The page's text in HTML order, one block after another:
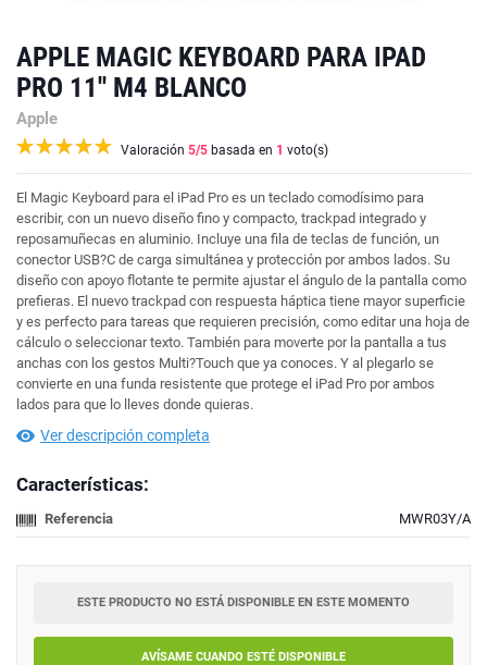
APPLE MAGIC KEYBOARD PARA IPAD
PRO 11'' M4 BLANCO
Apple
Valoración 5/5 basada en 1 voto(s)
El Magic Keyboard para el iPad Pro es un teclado comodísimo para
escribir, con un nuevo diseño fino y compacto, trackpad integrado y
reposamuñecas en aluminio. Incluye una fila de teclas de función, un
conector USB?C de carga simultánea y protección por ambos lados. Su
diseño con apoyo flotante te permite ajustar el ángulo de la pantalla como
prefieras. El nuevo trackpad con respuesta háptica tiene mayor superficie
y es perfecto para tareas que requieren precisión, como editar una hoja de
cálculo o seleccionar texto. También para moverte por la pantalla a tus
anchas con los gestos Multi?Touch que ya conoces. Y al plegarlo se
convierte en una funda resistente que protege el iPad Pro por ambos
lados para que lo lleves donde quieras.
Ver descripción completa
Características:
Referencia MWR03Y/A
ESTE PRODUCTO NO ESTÁ DISPONIBLE EN ESTE MOMENTO
AVÍSAME CUANDO ESTÉ DISPONIBLE